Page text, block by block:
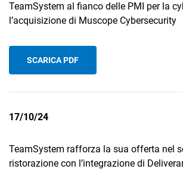
TeamSystem al fianco delle PMI per la
l’acquisizione di Muscope Cybersecurity
SCARICA PDF
17/10/24
TeamSystem rafforza la sua offerta nel
ristorazione con l’integrazione di